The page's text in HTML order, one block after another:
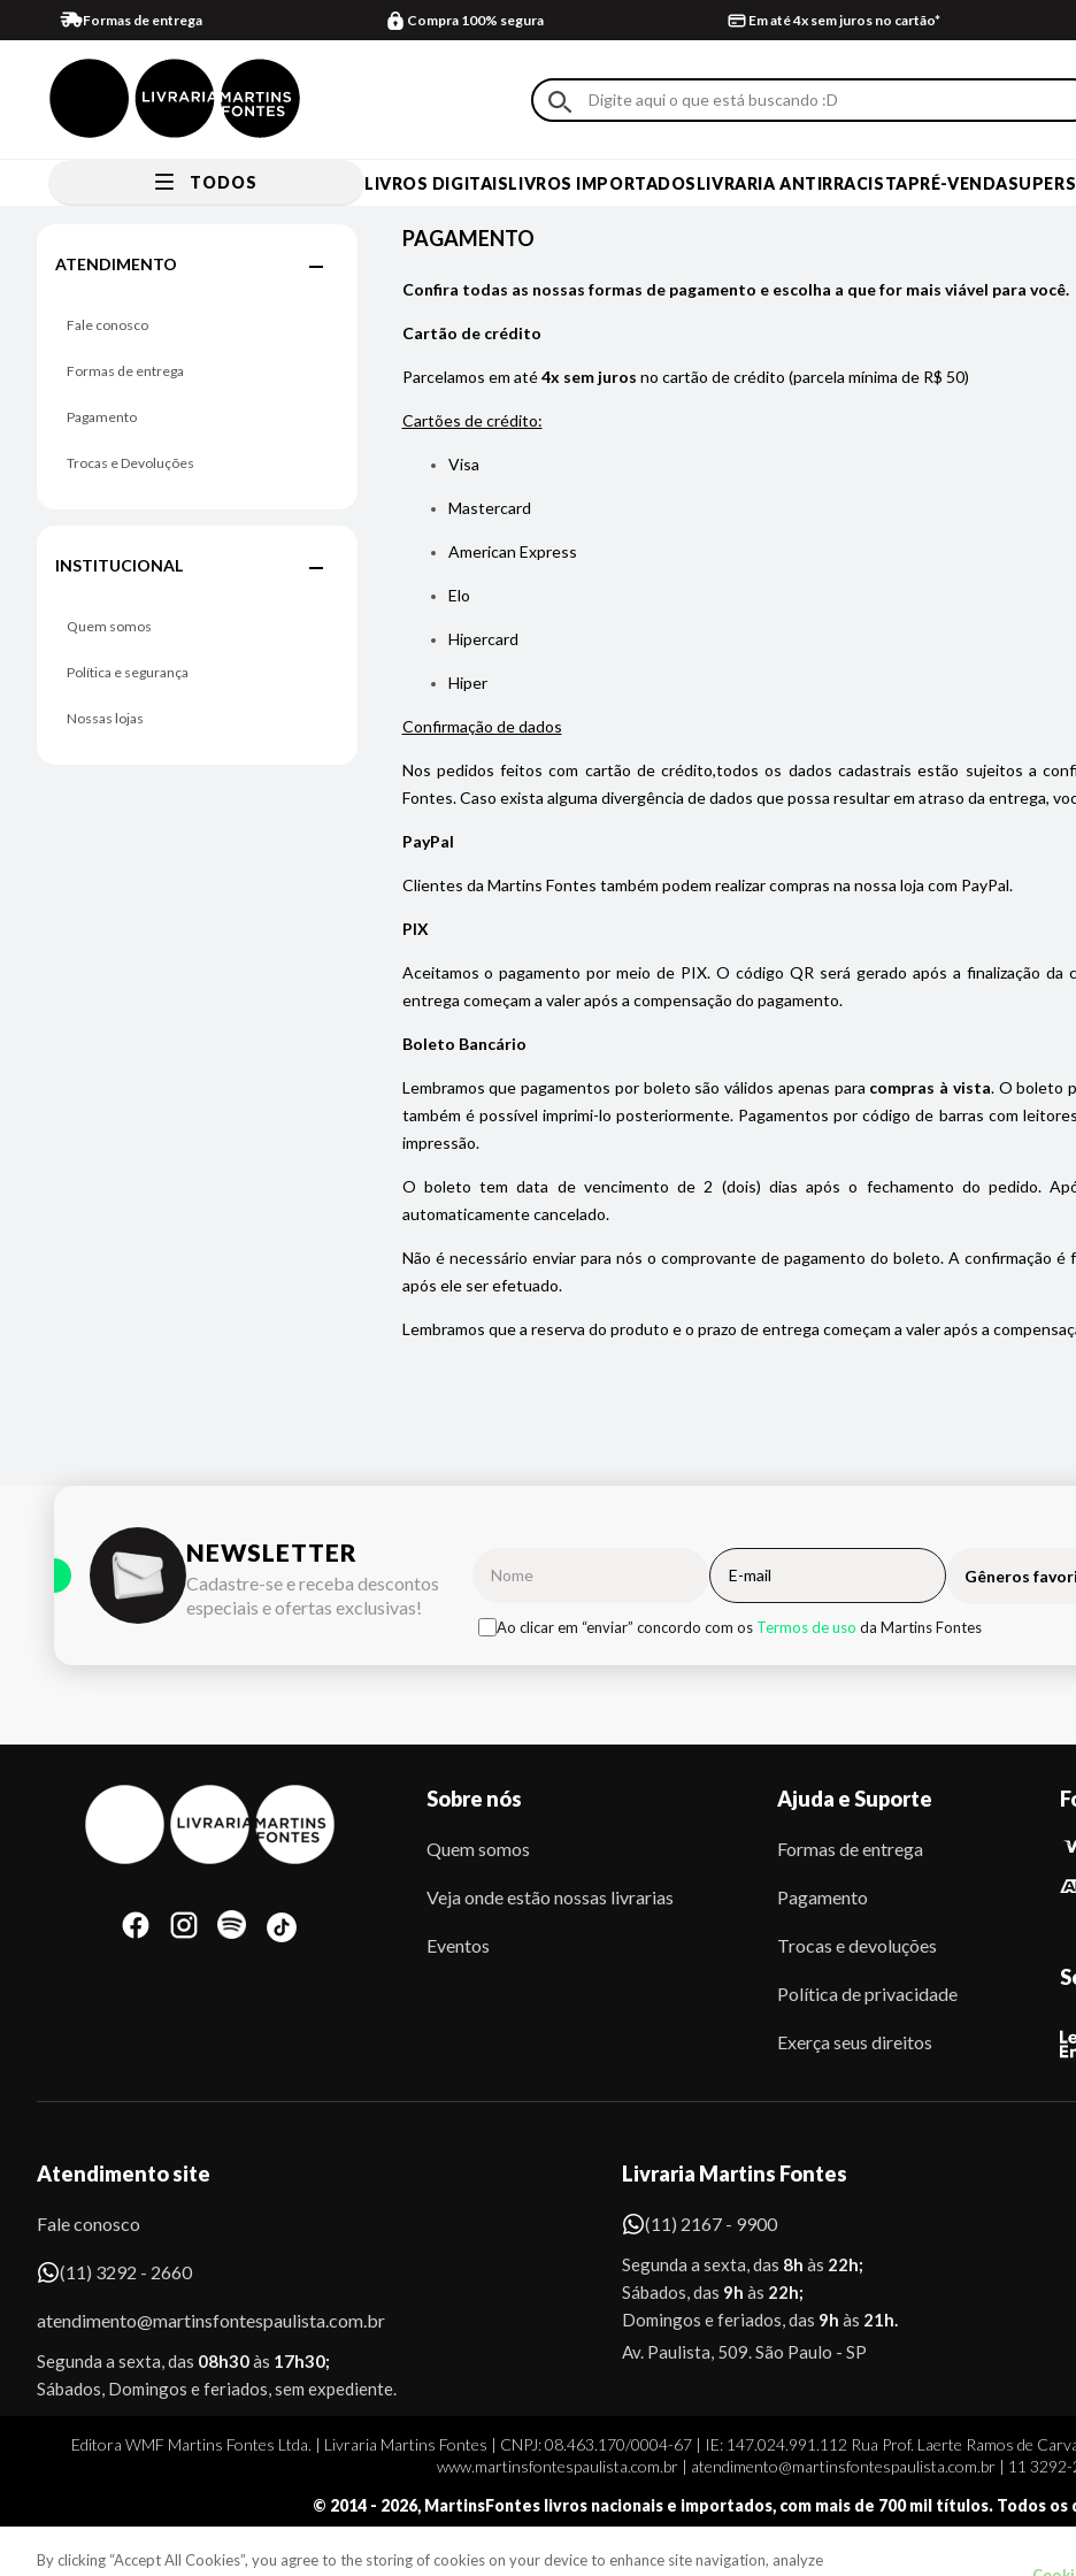
Formas de entrega Compra 100% segura Em até 4x sem juros no cartão*
TODOS LIVROS DIGITAISLIVROS IMPORTADOSLIVRARIA ANTIRRACISTAPRÉ-VENDA
Pagamento
ATENDIMENTO
Fale conosco
Formas de entrega
Pagamento
Trocas e Devoluções
INSTITUCIONAL
Quem somos
Política e segurança
Nossas lojas
PAGAMENTO
Confira todas as nossas formas de pagamento e escolha a que for mais viável para você.
Cartão de crédito
Parcelamos em até4x sem juros no cartão de crédito (parcela mínima de R$ 50)
Cartões de crédito:
Visa
Mastercard
American Express
Elo
Hipercard
Hiper
Confirmação de dados
Nos pedidos feitos com cartão de crédito,todos os dados cadastrais estão sujeitos a
Fontes. Caso exista alguma divergência de dados que possa resultar em atraso da entrega,
PayPal
Clientes da Martins Fontes também podem realizar compras na nossa loja com PayPal.
PIX
Aceitamos o pagamento por meio de PIX. O código QR será gerado após a finalização
entrega começam a valer após a compensação do pagamento.
Boleto Bancário
Lembramos que pagamentos por boleto são válidos apenas para compras à vista. O boleto
também é possível imprimi-lo posteriormente. Pagamentos por código de barras com
impressão.
O boleto tem data de vencimento de 2 (dois) dias após o fechamento do pedido.
automaticamente cancelado.
Não é necessário enviar para nós o comprovante de pagamento do boleto. A confirmação
após ele ser efetuado.
Lembramos que a reserva do produto e o prazo de entrega começam a valer após a
NEWSLETTER
Cadastre-se e receba descontos
especiais e ofertas exclusivas!
Gêneros
Ao clicar em “enviar” concordo com os Termos de uso da Martins Fontes
Sobe
Sobre nós
Quem somos
Veja onde estão nossas livrarias
Eventos
Ajuda e Suporte
Formas de entrega
Pagamento
Trocas e devoluções
Política de privacidade
Exerça seus direitos
Atendimento site
Fale conosco
(11) 3292 - 2660
atendimento@martinsfontespaulista.com.br
Segunda a sexta, das 08h30às 17h30;
Sábados, Domingos e feriados, sem expediente.
Livraria Martins Fontes
(11) 2167 - 9900
Segunda a sexta, das 8h às 22h;
Sábados, das 9h às 22h;
Domingos e feriados, das 9h às 21h.
Av. Paulista, 509. São Paulo - SP
Editora WMF Martins Fontes Ltda. | Livraria Martins Fontes | CNPJ: 08.463.170/0004-67 | IE: 147.024.991.112 Rua Prof. Laerte Ramos de
www.martinsfontespaulista.com.br | atendimento@martinsfontespaulista.com.br | 11
© 2014 - 2026, MartinsFontes livros nacionais e importados, com mais de 700 mil títulos. Todos
By clicking “Accept All Cookies”, you agree to the storing of cookies on your device to enhance site navigation, analyze